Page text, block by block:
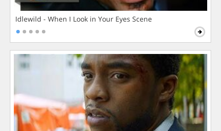
Idlewild - When I Look in Your Eyes Scene